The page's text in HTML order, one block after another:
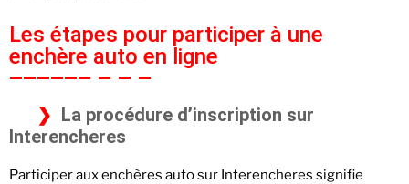
Les étapes pour participer à une
enchère auto en ligne
La procédure d’inscription sur
Interencheres
Participer aux enchères auto sur Interencheres signifie